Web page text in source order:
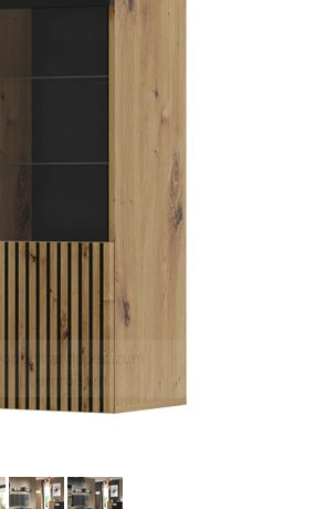
Doppelt antippen zum
vergrößern